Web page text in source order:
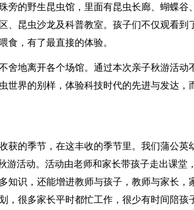
旁的野生昆虫馆，里面有昆虫长廊、蝴蝶谷
、昆虫沙龙及科普教室。孩子们不仅观看到
食，有了最直接的体验。
舍地离开各个场馆。通过本次亲子秋游活动
世界的别样，体验科技时代的先进与发达，
获的季节，在这丰收的季节里。我们蒲公英
游活动。活动由老师和家长带孩子走出课堂
知识，还能增进教师与孩子，教师与家长，
，很多家长平时都忙工作，很少有时间陪孩